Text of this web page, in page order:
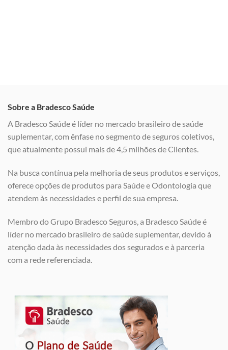
Sobre a Bradesco Saúde
A Bradesco Saúde é líder no mercado brasileiro de saúde
suplementar, com ênfase no segmento de seguros coletivos,
que atualmente possui mais de 4,5 milhões de Clientes.
Na busca contínua pela melhoria de seus produtos e serviços,
oferece opções de produtos para Saúde e Odontologia que
atendem às necessidades e perfil de sua empresa.
Membro do Grupo Bradesco Seguros, a Bradesco Saúde é
líder no mercado brasileiro de saúde suplementar, devido à
atenção dada às necessidades dos segurados e à parceria
com a rede referenciada.